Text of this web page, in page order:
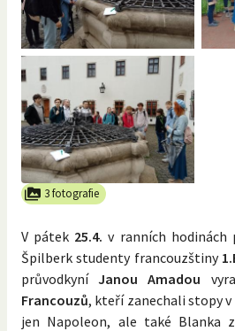
3 fotografie
V pátek 25.4. v ranních hodinách
Špilberk studenty francouzštiny
průvodkyníJanou Amadou
Francouzů, kteří zanechali stopy
jen Napoleon, ale také Blanka